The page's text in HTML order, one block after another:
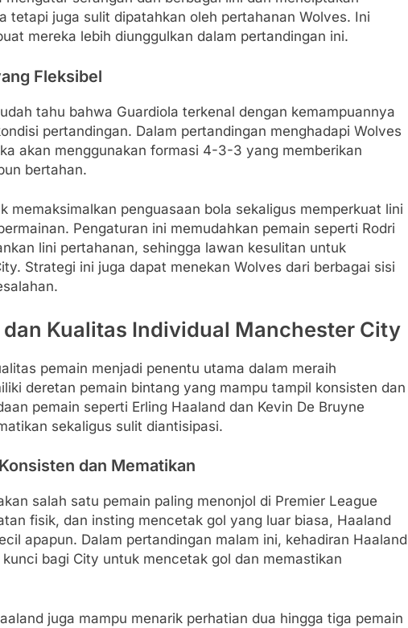
tetapi juga sulit dipatahkan oleh pertahanan Wolves. Ini
mereka lebih diunggulkan dalam pertandingan ini.
Fleksibel
tahu bahwa Guardiola terkenal dengan kemampuannya
pertandingan. Dalam pertandingan menghadapi Wolves
akan menggunakan formasi 4-3-3 yang memberikan
bertahan.
memaksimalkan penguasaan bola sekaligus memperkuat lini
Pengaturan ini memudahkan pemain seperti Rodri
lini pertahanan, sehingga lawan kesulitan untuk
Strategi ini juga dapat menekan Wolves dari berbagai sisi
Kualitas Individual Manchester City
pemain menjadi penentu utama dalam meraih
deretan pemain bintang yang mampu tampil konsisten dan
pemain seperti Erling Haaland dan Kevin De Bruyne
sekaligus sulit diantisipasi.
dan Mematikan
salah satu pemain paling menonjol di Premier League
fisik, dan insting mencetak gol yang luar biasa, Haaland
apapun. Dalam pertandingan malam ini, kehadiran Haaland
bagi City untuk mencetak gol dan memastikan
juga mampu menarik perhatian dua hingga tiga pemain